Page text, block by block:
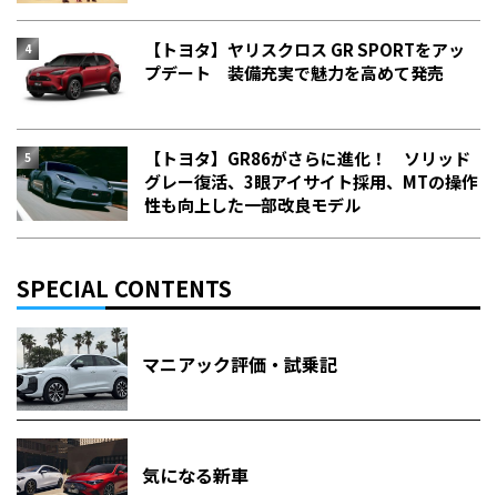
【トヨタ】ヤリスクロス GR SPORTをアッ
プデート 装備充実で魅力を高めて発売
【トヨタ】GR86がさらに進化！ ソリッド
グレー復活、3眼アイサイト採用、MTの操作
性も向上した一部改良モデル
SPECIAL CONTENTS
マニアック評価・試乗記
気になる新車